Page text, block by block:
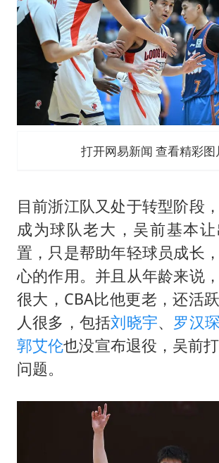
打开网易新闻 查看精彩图
目前浙江队又处于转型阶段
成为球队老大，吴前基本
置，只是帮助年轻球员成长
心的作用。并且从年龄来说
很大，CBA比他更老，还活
人很多，包括刘晓宇、 罗汉
郭艾伦也没宣布退役，吴前
问题。